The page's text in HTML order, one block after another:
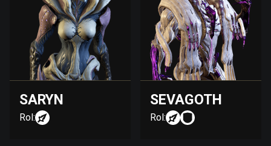
SARYN
Rol:
SEVAGOTH
Rol: